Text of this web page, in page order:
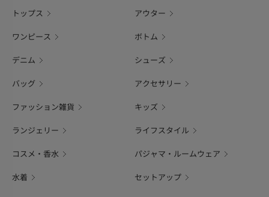
トップス アウター
ワンピース ボトム
デニム シューズ
バッグ アクセサリー
ファッション雑貨 キッズ
ランジェリー ライフスタイル
コスメ・香水 パジャマ・ルームウェア
水着 セットアップ